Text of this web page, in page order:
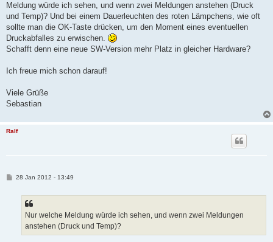
Meldung würde ich sehen, und wenn zwei Meldungen anstehen (Druck
und Temp)? Und bei einem Dauerleuchten des roten Lämpchens, wie oft
sollte man die OK-Taste drücken, um den Moment eines eventuellen
Druckabfalles zu erwischen.
Schafft denn eine neue SW-Version mehr Platz in gleicher Hardware?
Ich freue mich schon darauf!
Viele Grüße
Sebastian
Ralf
B28 Jan 2012 - 13:49
Nur welche Meldung würde ich sehen, und wenn zwei Meldungen
anstehen (Druck und Temp)?